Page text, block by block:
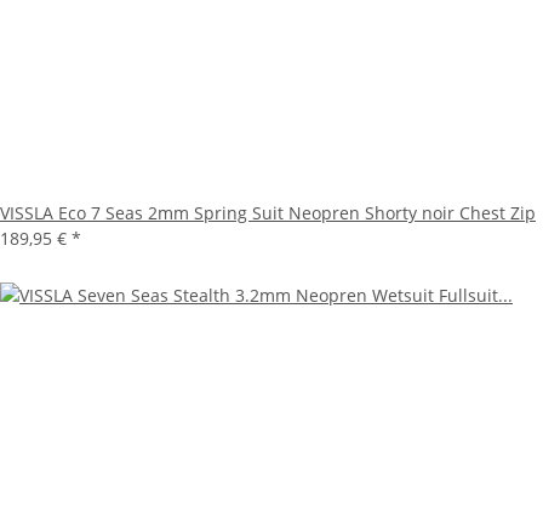
VISSLA Eco 7 Seas 2mm Spring Suit Neopren Shorty noir Chest Zip
189,95 € *